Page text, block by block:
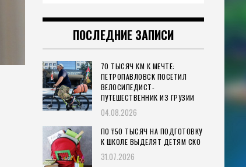
ПОСЛЕДНИЕ ЗАПИСИ
70 ТЫСЯЧ КМ К МЕЧТЕ:
ПЕТРОПАВЛОВСК ПОСЕТИЛ
ВЕЛОСИПЕДИСТ-
ПУТЕШЕСТВЕННИК ИЗ ГРУЗИИ
04.08.2026
ПО ₸50 ТЫСЯЧ НА ПОДГОТОВКУ
К ШКОЛЕ ВЫДЕЛЯТ ДЕТЯМ СКО
31.07.2026